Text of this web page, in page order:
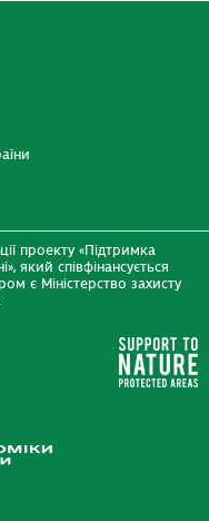
проекту «Підтримка
який співфінансується
є Міністерство захисту